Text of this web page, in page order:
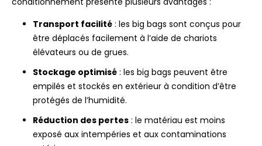
Transport facilité : les big bags sont conçus pour
être déplacés facilement à l’aide de chariots
élévateurs ou de grues.
Stockage optimisé : les big bags peuvent être
empilés et stockés en extérieur à condition d’être
protégés de l’humidité.
Réduction des pertes : le matériau est moins
exposé aux intempéries et aux contaminations